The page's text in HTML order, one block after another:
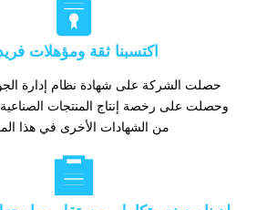

اكتسبنا ثقة ومؤهلات
وحصلت على رخصة إنتاج المنتجات الصناعية
من الشهادات الأخرى في هذا
